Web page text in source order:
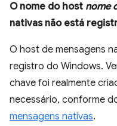
O nome do host nome
nativas não está
O host de mensagens
registro do Windows.
chave foi realmente
necessário, conforme
mensagens nativas.